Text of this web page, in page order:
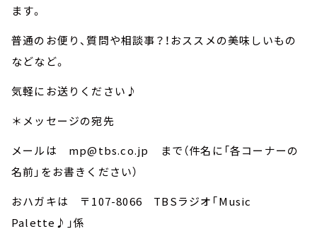
ます。
普通のお便り、質問や相談事？！おススメの美味しいもの
などなど。
気軽にお送りください♪
＊メッセージの宛先
メールは mp@tbs.co.jp まで（件名に「各コーナーの
名前」をお書きください）
おハガキは 〒107-8066 TBSラジオ「Music
Palette♪」係